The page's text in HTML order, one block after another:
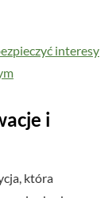
interesy
i
która